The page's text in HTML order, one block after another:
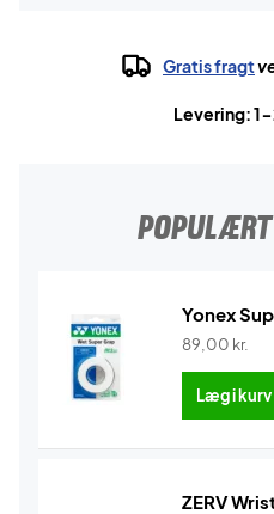
Gratis fragt
Levering:
Yonex
89,00 kr.
Læg i kurv
ZERV